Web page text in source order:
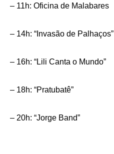
– 11h: Oficina de Malabares
– 14h: “Invasão de Palhaços”
– 16h: “Lili Canta o Mundo”
– 18h: “Pratubatê”
– 20h: “Jorge Band”